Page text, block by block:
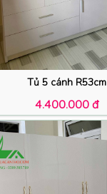
Tủ 5 cánh R53cm
4.400.000 đ